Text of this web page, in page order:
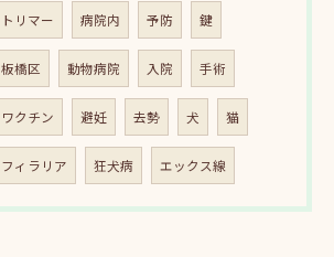
トリマー 病院内 予防 鍵
板橋区 動物病院 入院 手術
ワクチン 避妊 去勢 犬 猫
フィラリア 狂犬病 エックス線